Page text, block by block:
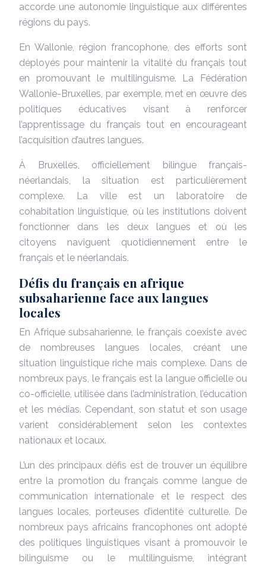
accorde une autonomie linguistique aux différentes
régions du pays.
En Wallonie, région francophone, des efforts sont
déployés pour maintenir la vitalité du français tout
en promouvant le multilinguisme. La Fédération
Wallonie-Bruxelles, par exemple, met en œuvre des
politiques éducatives visant à renforcer
l’apprentissage du français tout en encourageant
l’acquisition d’autres langues.
À Bruxelles, officiellement bilingue français-
néerlandais, la situation est particulièrement
complexe. La ville est un laboratoire de
cohabitation linguistique, où les institutions doivent
fonctionner dans les deux langues et où les
citoyens naviguent quotidiennement entre le
français et le néerlandais.
Défis du français en afrique
subsaharienne face aux langues
locales
En Afrique subsaharienne, le français coexiste avec
de nombreuses langues locales, créant une
situation linguistique riche mais complexe. Dans de
nombreux pays, le français est la langue officielle ou
co-officielle, utilisée dans l’administration, l’éducation
et les médias. Cependant, son statut et son usage
varient considérablement selon les contextes
nationaux et locaux.
L’un des principaux défis est de trouver un équilibre
entre la promotion du français comme langue de
communication internationale et le respect des
langues locales, porteuses d’identité culturelle. De
nombreux pays africains francophones ont adopté
des politiques linguistiques visant à promouvoir le
bilinguisme ou le multilinguisme, intégrant